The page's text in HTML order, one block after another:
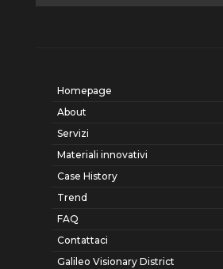
Homepage
About
Servizi
Materiali innovativi
Case History
Trend
FAQ
Contattaci
Galileo Visionary District